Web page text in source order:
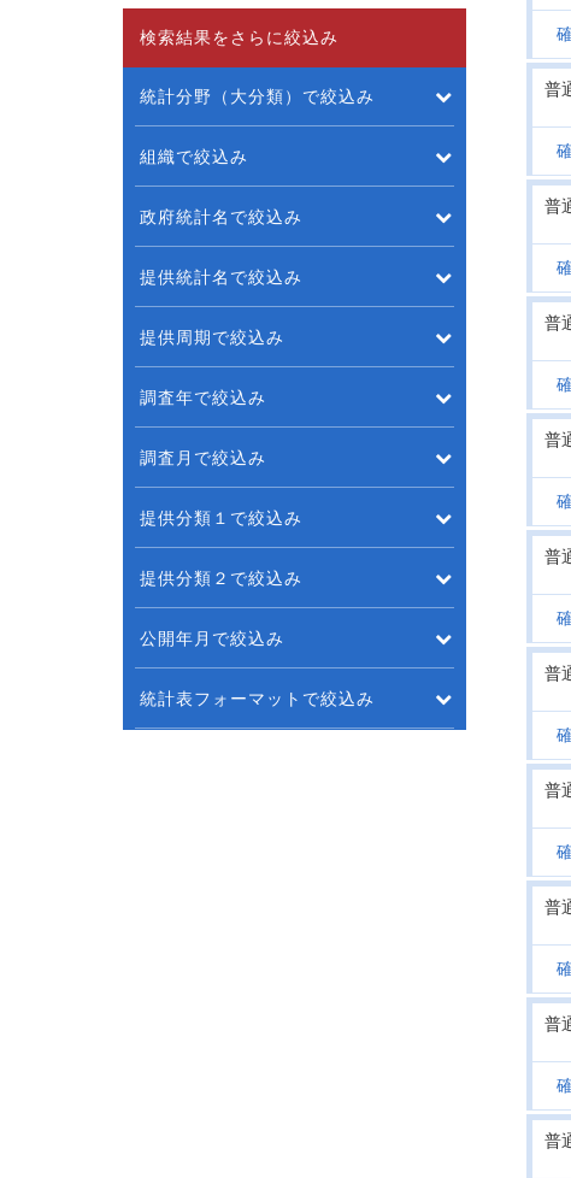
普
普
普
普
普
普
普
普
普
普
検索結果をさらに絞込み
統計分野（大分類）で絞込み
組織で絞込み
政府統計名で絞込み
提供統計名で絞込み
提供周期で絞込み
調査年で絞込み
調査月で絞込み
提供分類１で絞込み
提供分類２で絞込み
公開年月で絞込み
統計表フォーマットで絞込み